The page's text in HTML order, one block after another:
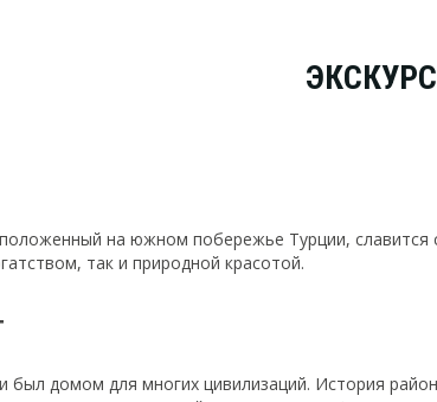
на южном побережье Турции,
так и природной красотой.
был домом для многих цивилизаций. История